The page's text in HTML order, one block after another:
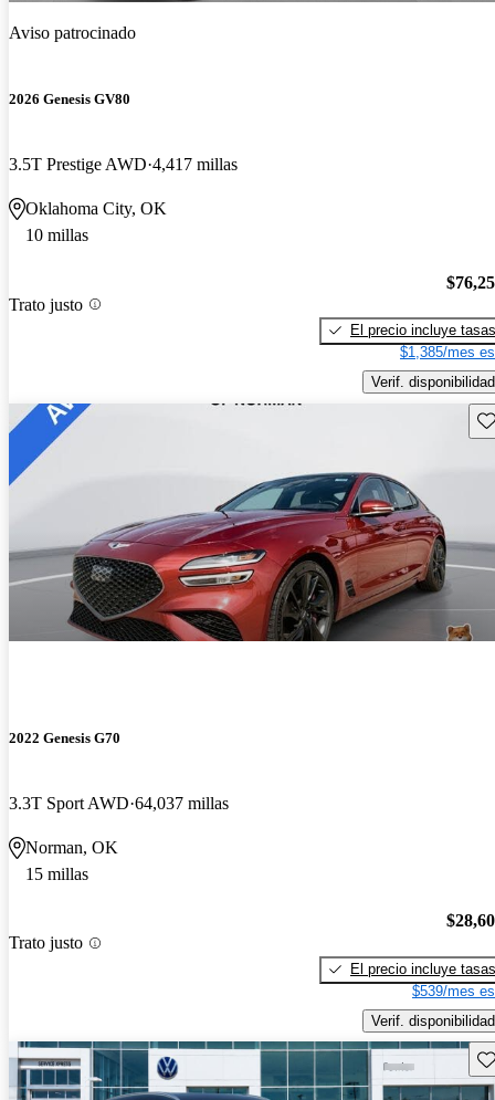
Aviso patrocinado
2026 Genesis GV80
3.5T Prestige AWD 4,417 millas
Oklahoma City, OK
10 millas
Trato justo
El precio incluye tasas
$1,385/mes
Verif. disponibilidad
2022 Genesis G70
3.3T Sport AWD 64,037 millas
Norman, OK
15 millas
Trato justo
El precio incluye tasas
$539/mes
Verif. disponibilidad